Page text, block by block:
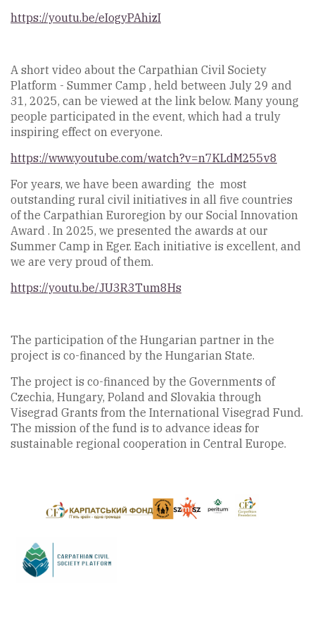
https://youtu.be/eIogyPAhizI
A short video about the Carpathian Civil Society
Platform - Summer Camp , held between July 29 and
31, 2025, can be viewed at the link below. Many young
people participated in the event, which had a truly
inspiring effect on everyone.
https://www.youtube.com/watch?v=n7KLdM255v8
For years, we have been awarding the most
outstanding rural civil initiatives in all five countries
of the Carpathian Euroregion by our Social Innovation
Award . In 2025, we presented the awards at our
Summer Camp in Eger. Each initiative is excellent, and
we are very proud of them.
https://youtu.be/JU3R3Tum8Hs
The participation of the Hungarian partner in the
project is co-financed by the Hungarian State.
The project is co-financed by the Governments of
Czechia, Hungary, Poland and Slovakia through
Visegrad Grants from the International Visegrad Fund.
The mission of the fund is to advance ideas for
sustainable regional cooperation in Central Europe.